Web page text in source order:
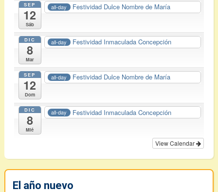
SEP
12
Sáb
all-day Festividad Dulce Nombre de María
DIC
8
Mar
all-day Festividad Inmaculada Concepción
SEP
12
Dom
all-day Festividad Dulce Nombre de María
DIC
8
Mié
all-day Festividad Inmaculada Concepción
View Calendar
El año nuevo